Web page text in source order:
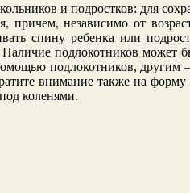
и подростков: для
независимо от
спину ребенка или
подлокотников
подлокотников, другим
внимание также на
коленями.